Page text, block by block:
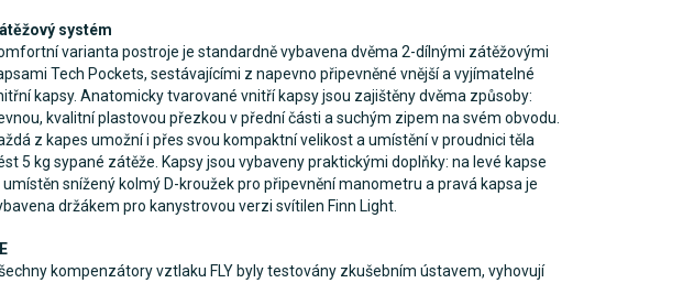
systém
varianta postroje je standardně vybavena dvěma 2-dílnými zátěžovými
Tech Pockets, sestávajícími z napevno připevněné vnější a vyjímatelné
kapsy. Anatomicky tvarované vnitří kapsy jsou zajištěny dvěma způsoby:
kvalitní plastovou přezkou v přední části a suchým zipem na svém obvodu.
z kapes umožní i přes svou kompaktní velikost a umístění v proudnici těla
5 kg sypané zátěže. Kapsy jsou vybaveny praktickými doplňky: na levé kapse
umístěn snížený kolmý D-kroužek pro připevnění manometru a pravá kapsa je
držákem pro kanystrovou verzi svítilen Finn Light.
kompenzátory vztlaku FLY byly testovány zkušebním ústavem, vyhovují